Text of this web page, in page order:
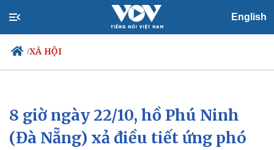
English
/XÃ HỘI
Chính trị
Đảng
Tổ chức nhân sự
Xã hội
Tin 24h
Dự báo thời tiết
8 giờ ngày 22/10, hồ Phú Ninh
(Đà Nẵng) xả điều tiết ứng phó